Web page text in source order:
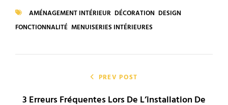
TAGS
AMÉNAGEMENT INTÉRIEUR DÉCORATION DESIGN
FONCTIONNALITÉ MENUISERIES INTÉRIEURES
PREV POST
3 Erreurs Fréquentes Lors De L’installation De